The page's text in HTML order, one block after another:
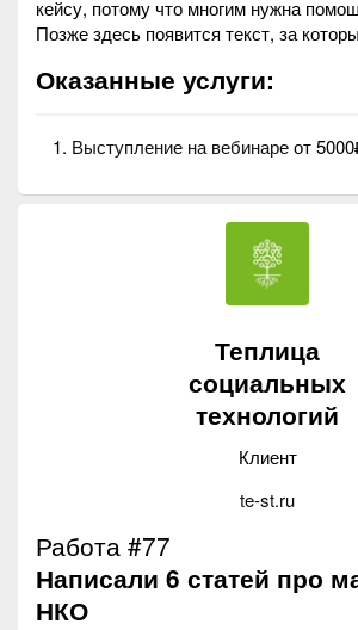
кейсу, потому что многим нужна
Позже здесь появится текст, за
Оказанные услуги:
Выступление на вебинареот
Теплица
социальных
технологий
Клиент
te-st.ru
Работа #77
Написали 6 статей про
НКО